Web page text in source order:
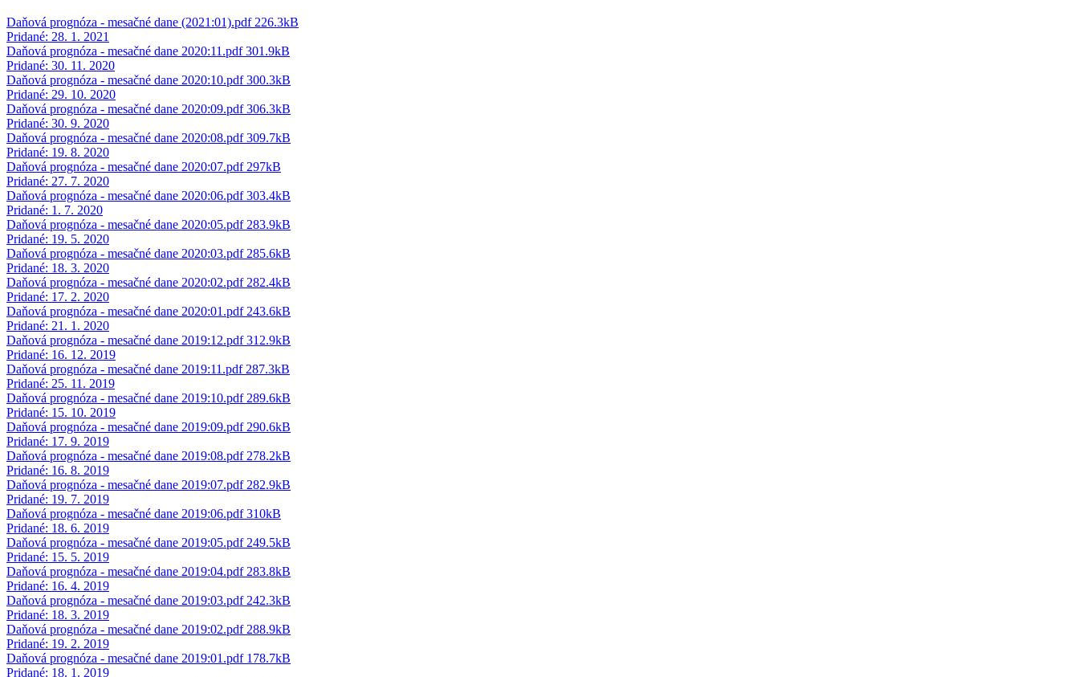
Daňová prognóza - mesačné dane (2021:01).pdf 226.3kB
Pridané: 28. 1. 2021
Daňová prognóza - mesačné dane 2020:11.pdf301.9kB
Pridané: 30. 11. 2020
Daňová prognóza - mesačné dane 2020:10.pdf300.3kB
Pridané: 29. 10. 2020
Daňová prognóza - mesačné dane 2020:09.pdf306.3kB
Pridané: 30. 9. 2020
Daňová prognóza - mesačné dane 2020:08.pdf309.7kB
Pridané: 19. 8. 2020
Daňová prognóza - mesačné dane 2020:07.pdf 297kB
Pridané: 27. 7. 2020
Daňová prognóza - mesačné dane 2020:06.pdf303.4kB
Pridané: 1. 7. 2020
Daňová prognóza - mesačné dane 2020:05.pdf 283.9kB
Pridané: 19. 5. 2020
Daňová prognóza - mesačné dane 2020:03.pdf 285.6kB
Pridané: 18. 3. 2020
Daňová prognóza - mesačné dane 2020:02.pdf 282.4kB
Pridané: 17. 2. 2020
Daňová prognóza - mesačné dane 2020:01.pdf 243.6kB
Pridané: 21. 1. 2020
Daňová prognóza - mesačné dane 2019:12.pdf312.9kB
Pridané: 16. 12. 2019
Daňová prognóza - mesačné dane 2019:11.pdf 287.3kB
Pridané: 25. 11. 2019
Daňová prognóza - mesačné dane 2019:10.pdf 289.6kB
Pridané: 15. 10. 2019
Daňová prognóza - mesačné dane 2019:09.pdf 290.6kB
Pridané: 17. 9. 2019
Daňová prognóza - mesačné dane 2019:08.pdf 278.2kB
Pridané: 16. 8. 2019
Daňová prognóza - mesačné dane 2019:07.pdf 282.9kB
Pridané: 19. 7. 2019
Daňová prognóza - mesačné dane 2019:06.pdf310kB
Pridané: 18. 6. 2019
Daňová prognóza - mesačné dane 2019:05.pdf 249.5kB
Pridané: 15. 5. 2019
Daňová prognóza - mesačné dane 2019:04.pdf 283.8kB
Pridané: 16. 4. 2019
Daňová prognóza - mesačné dane 2019:03.pdf 242.3kB
Pridané: 18. 3. 2019
Daňová prognóza - mesačné dane 2019:02.pdf 288.9kB
Pridané: 19. 2. 2019
Daňová prognóza - mesačné dane 2019:01.pdf 178.7kB
Pridané: 18. 1. 2019